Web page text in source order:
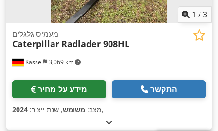
1 /3
Kassel 3,069 km
מעמיס גלגלים
Caterpillar Radlader 908HL
מידע על מחיר התקשר
מצב: משומש, שנת ייצור: 2024 ,